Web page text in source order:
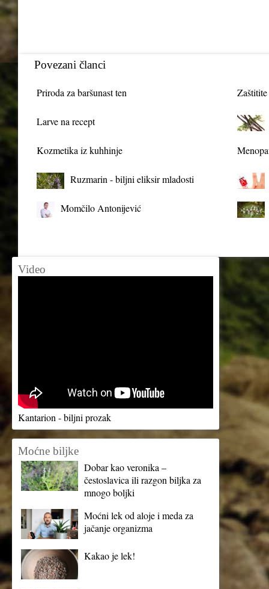
Povezani članci
Priroda za baršunast ten
Larve na recept
Kozmetika iz kuhhinje
Ruzmarin - biljni eliksir mladosti
Momčilo Antonijević
Video
Kantarion - biljni prozak
Moćne biljke
Dobar kao veronika –
čestoslavica ili razgon biljka za
mnogo boljki
Moćni lek od aloje i meda za
jačanje organizma
Kakao je lek!